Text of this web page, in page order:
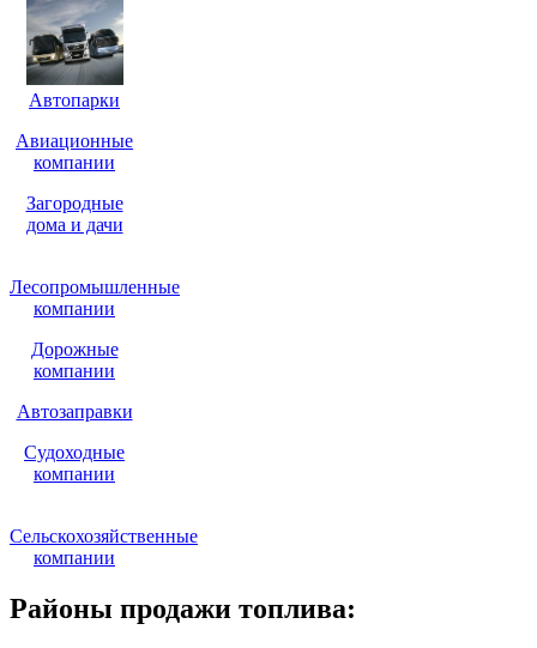
Автопарки
Авиационные
компании
Загородные
дома и дачи
Лесопромышленные
компании
Дорожные
компании
Автозаправки
Судоходные
компании
Сельскохозяйственные
компании
Районы продажи топлива: